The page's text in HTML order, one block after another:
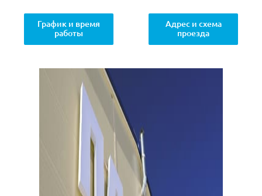
График и время
работы
Адрес и схема
проезда